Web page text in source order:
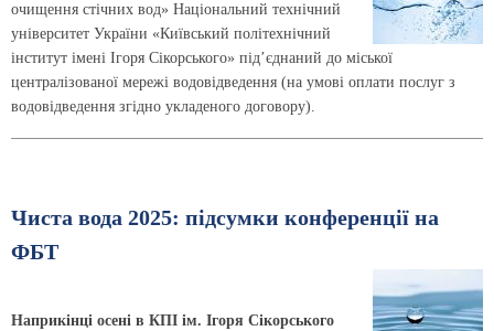
очищення стічних вод» Національний технічний
університет України «Київський політехнічний
інститут імені Ігоря Сікорського» під’єднаний до міської
централізованої мережі водовідведення (на умові оплати послуг з
водовідведення згідно укладеного договору).
Чиста вода 2025: підсумки конференції на
ФБТ
Наприкінці осені в КПІ ім. Ігоря Сікорського